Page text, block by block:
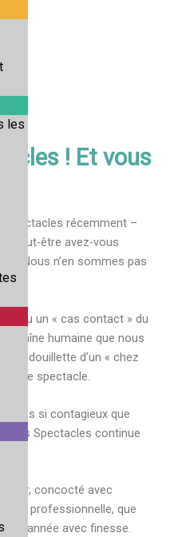
! Et vous
Spectacles récemment –
peut-être avez-vous
Nous n’en sommes pas
un « cas contact » du
chaîne humaine que nous
douillette d’un « chez
de spectacle.
êtes si contagieux que
Spectacles continue
sortir, concocté avec
une professionnelle, que
année avec finesse.
les